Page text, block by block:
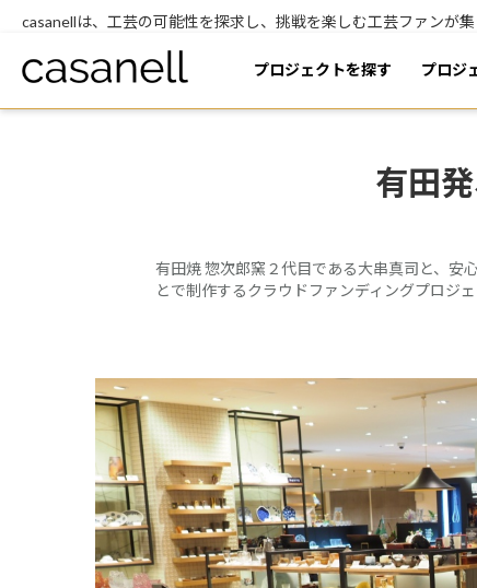
casanellは、工芸の可能性を探求し、挑戦を楽しむ工芸ファンが
プロジェクトを探す プロジ
有田
有田焼 惣次郎窯２代目である大串真司と、安
とで制作するクラウドファンディングプロジェ